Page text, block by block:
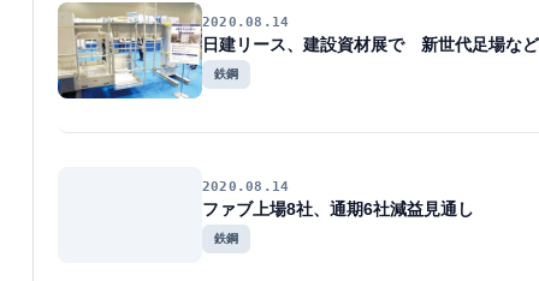
2020.08.14
日建リース、建設資材展で 新世代足場な
鉄鋼
2020.08.14
ファブ上場8社、通期6社減益見通し
鉄鋼